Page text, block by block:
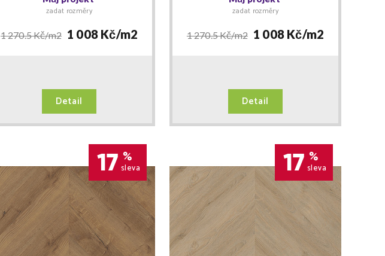
LIŠTA zdarma
zadat rozměry
1 270.5 Kč/m2 1 008 Kč/m2
Detail
LIŠTA zdarma
zadat rozměry
1 270.5 Kč/m2 1 008 Kč/m2
Detail
17 %
sleva 17 %
sleva